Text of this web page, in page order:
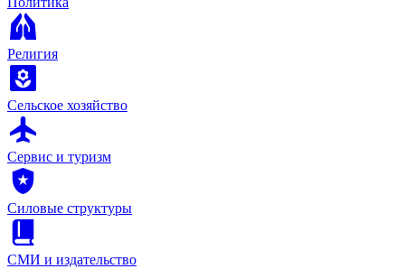
Религия
Сельское хозяйство
Сервис и туризм
Силовые структуры
СМИ и издательство